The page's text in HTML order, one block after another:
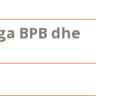
BPB dhe